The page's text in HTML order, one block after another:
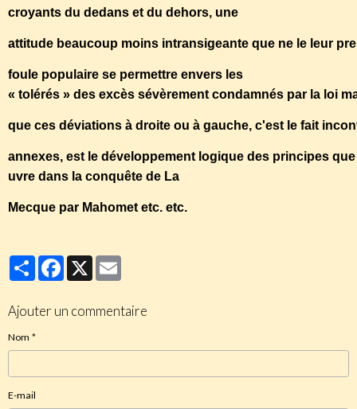
croyants du dedans et du dehors, une
attitude beaucoup moins intransigeante que ne le leur
foule populaire se permettre envers les
« tolérés » des excès sévèrement condamnés par la loi
que ces déviations à droite ou à gauche, c'est le fait
annexes, est le développement logique des principes
uvre dans la conquête de La
Mecque par Mahomet etc. etc.
PartagerFacebook
X
Ajouter un commentaire
Nom
E-mail